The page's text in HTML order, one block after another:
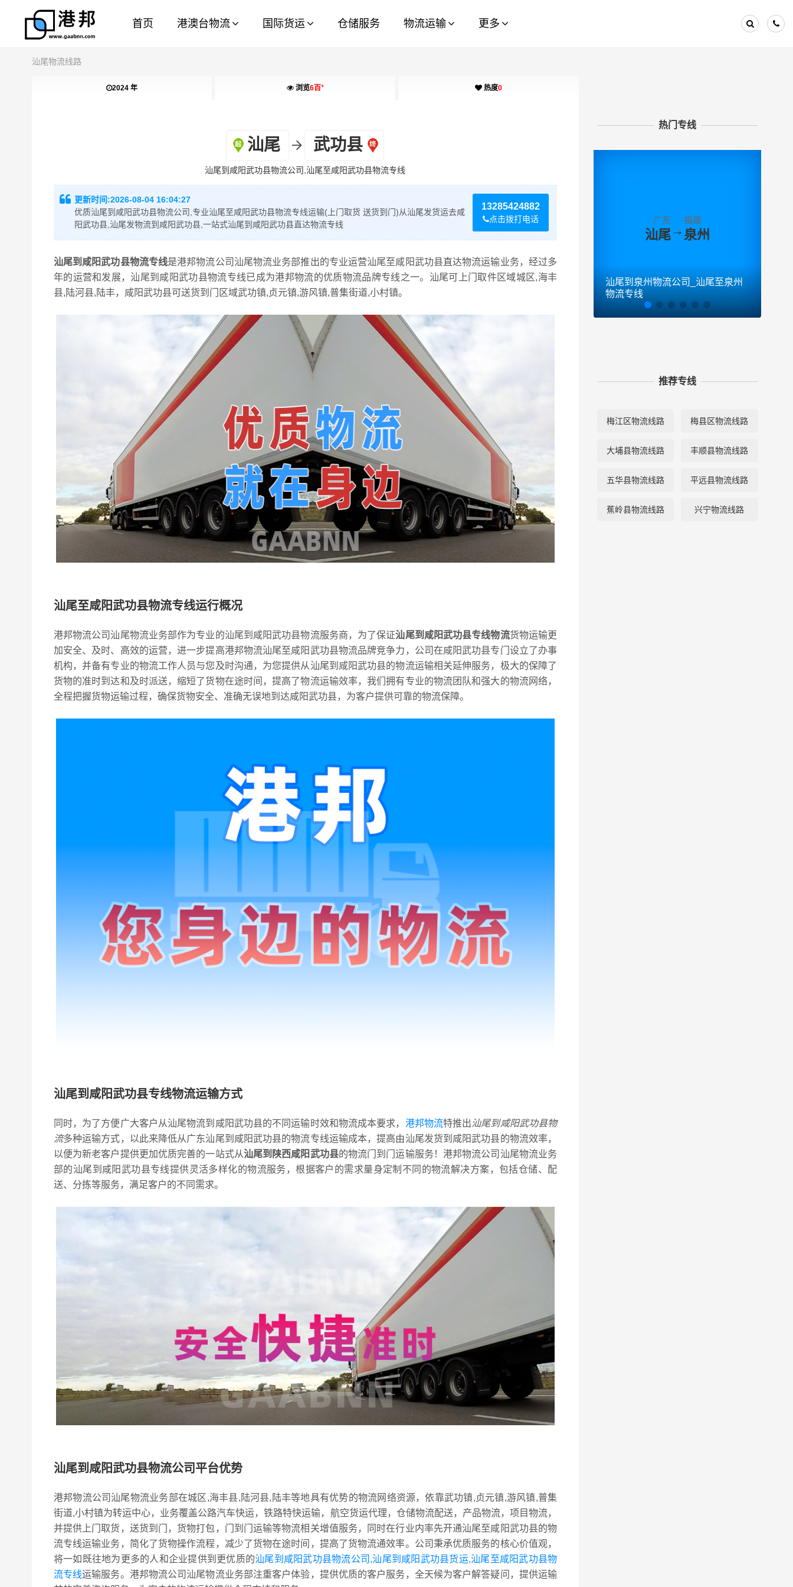
首页 港澳台物流 国际货运 仓储服务 物流运输 更多
汕尾物流线路
2024 年 浏览6百+ 热度0
汕尾 武功县
汕尾到咸阳武功县物流公司,汕尾至咸阳武功县物流专线
13285424882
点击拨打电话
更新时间:2026-08-04 16:04:27
优质汕尾到咸阳武功县物流公司,专业汕尾至咸阳武功县物流专线运输(上门取货 送货到门)从汕尾发货运去咸
阳武功县,汕尾发物流到咸阳武功县,一站式汕尾到咸阳武功县直达物流专线
汕尾到咸阳武功县物流专线是港邦物流公司汕尾物流业务部推出的专业运营汕尾至咸阳武功县直达物流运输业务，经过多
年的运营和发展，汕尾到咸阳武功县物流专线已成为港邦物流的优质物流品牌专线之一。汕尾可上门取件区域城区,海丰
县,陆河县,陆丰，咸阳武功县可送货到门区域武功镇,贞元镇,游风镇,普集街道,小村镇。
汕尾至咸阳武功县物流专线运行概况
港邦物流公司汕尾物流业务部作为专业的汕尾到咸阳武功县物流服务商，为了保证汕尾到咸阳武功县专线物流货物运输更
加安全、及时、高效的运营，进一步提高港邦物流汕尾至咸阳武功县物流品牌竞争力，公司在咸阳武功县专门设立了办事
机构，并备有专业的物流工作人员与您及时沟通，为您提供从汕尾到咸阳武功县的物流运输相关延伸服务，极大的保障了
货物的准时到达和及时派送，缩短了货物在途时间，提高了物流运输效率，我们拥有专业的物流团队和强大的物流网络，
全程把握货物运输过程，确保货物安全、准确无误地到达咸阳武功县，为客户提供可靠的物流保障。
汕尾到咸阳武功县专线物流运输方式
同时，为了方便广大客户从汕尾物流到咸阳武功县的不同运输时效和物流成本要求， 港邦物流特推出汕尾到咸阳武功县物
流多种运输方式，以此来降低从广东汕尾到咸阳武功县的物流专线运输成本，提高由汕尾发货到咸阳武功县的物流效率，
以便为新老客户提供更加优质完善的一站式从汕尾到陕西咸阳武功县的物流门到门运输服务！港邦物流公司汕尾物流业务
部的汕尾到咸阳武功县专线提供灵活多样化的物流服务，根据客户的需求量身定制不同的物流解决方案，包括仓储、配
送、分拣等服务，满足客户的不同需求。
汕尾到咸阳武功县物流公司平台优势
港邦物流公司汕尾物流业务部在城区,海丰县,陆河县,陆丰等地具有优势的物流网络资源，依靠武功镇,贞元镇,游风镇,普集
街道,小村镇为转运中心，业务覆盖公路汽车快运，铁路特快运输，航空货运代理，仓储物流配送，产品物流，项目物流，
并提供上门取货，送货到门，货物打包，门到门运输等物流相关增值服务，同时在行业内率先开通汕尾至咸阳武功县的物
流专线运输业务，简化了货物操作流程，减少了货物在途时间，提高了货物流通效率。公司秉承优质服务的核心价值观，
将一如既往地为更多的人和企业提供到更优质的汕尾到咸阳武功县物流公司,汕尾到咸阳武功县货运,汕尾至咸阳武功县物
流专线运输服务。港邦物流公司汕尾物流业务部注重客户体验，提供优质的客户服务，全天候为客户解答疑问，提供运输
热门专线
广东
汕尾→
福建
泉州
汕尾到泉州物流公司_汕尾至泉州
物流专线
推荐专线
梅江区物流线路 梅县区物流线路
大埔县物流线路 丰顺县物流线路
五华县物流线路 平远县物流线路
蕉岭县物流线路 兴宁物流线路